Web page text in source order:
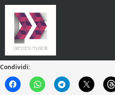
Condividi: